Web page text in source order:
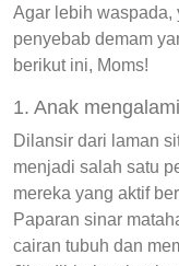
Agar lebih waspada,
penyebab demam
berikut ini, Moms!
1. Anak
Dilansir dari laman
menjadi salah satu
mereka yang aktif
Paparan sinar
cairan tubuh dan